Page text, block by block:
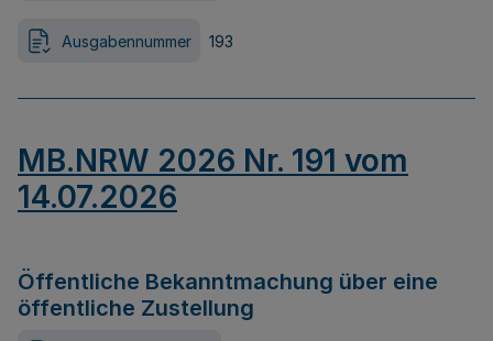
Ausgabennummer 193
MB.NRW 2026 Nr. 191 vom
14.07.2026
Öffentliche Bekanntmachung über eine
öffentliche Zustellung